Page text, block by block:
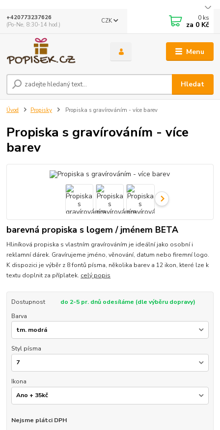
Menu
CZK
Hledat
+420773237626
(Po-Ne, 8:30-14 hod.)
0 ks
za 0 Kč
Úvod Propisky Propiska s gravírováním - více barev
Propiska s gravírováním - více
barev
barevná propiska s logem / jménem BETA
Hliníková propiska s vlastním gravírováním je ideální jako osobní i
reklamní dárek. Gravírujeme jméno, věnování, datum nebo firemní logo.
K dispozici je výběr z 8 fontů písma, několika barev a 12 ikon, které lze k
textu doplnit za příplatek. celý popis
Dostupnost
do 2-5 pr. dnů odesíláme (dle výběru dopravy)
Barva
Styl písma
Ikona
Nejsme plátci DPH